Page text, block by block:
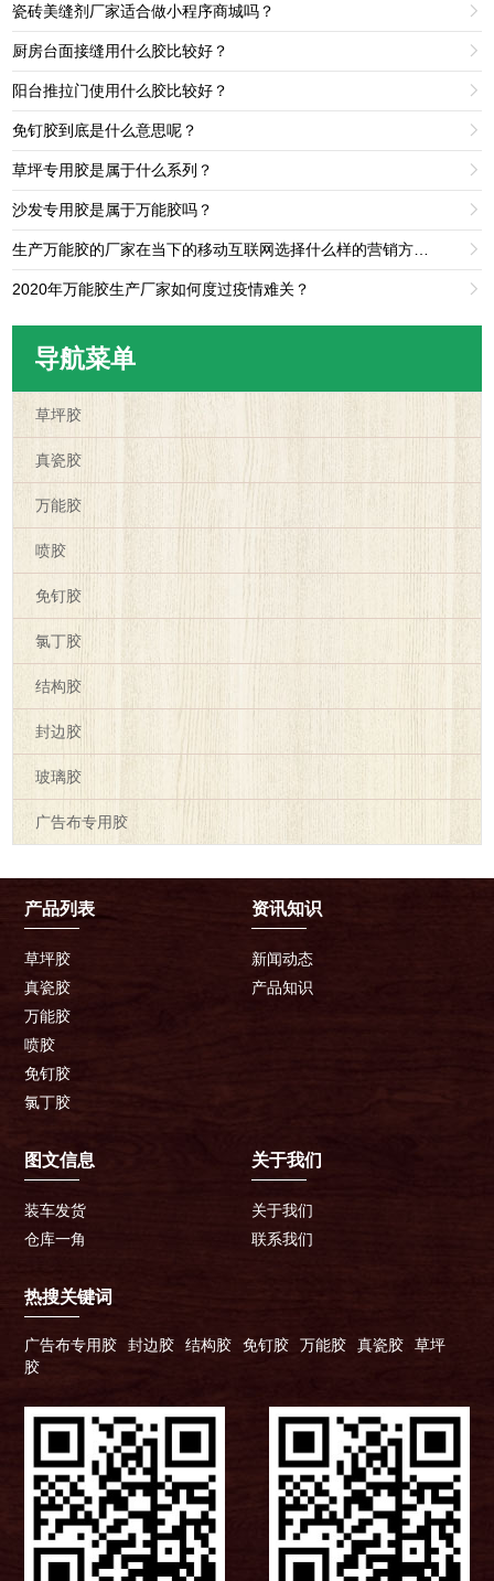
瓷砖美缝剂厂家适合做小程序商城吗？ 
厨房台面接缝用什么胶比较好？ 
阳台推拉门使用什么胶比较好？ 
免钉胶到底是什么意思呢？ 
草坪专用胶是属于什么系列？ 
沙发专用胶是属于万能胶吗？ 

2020年万能胶生产厂家如何度过疫情难关？ 
导航菜单
草坪胶
真瓷胶
万能胶
喷胶
免钉胶
氯丁胶
结构胶
封边胶
玻璃胶
广告布专用胶
产品列表
草坪胶
真瓷胶
万能胶
喷胶
免钉胶
氯丁胶
资讯知识
新闻动态
产品知识
图文信息
装车发货
仓库一角
关于我们
关于我们
联系我们
热搜关键词
广告布专用胶 封边胶 结构胶 免钉胶 万能胶 真瓷胶
草坪
胶